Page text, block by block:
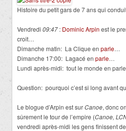
Histoire du petit gars de 7 ans qui
Vendredi 09:47: Dominic Arpin est le
croit…
Dimanche matin: La Clique en parle…
Dimanche 17:00: Lagacé en parle…
Lundi après-midi: tout le monde en
Question: pourquoi c’est si long avant
Le blogue d’Arpin est surCanoe, donc
sûrement le tour de l’empire (Canoe,
vendredi après-midi les gens finissent